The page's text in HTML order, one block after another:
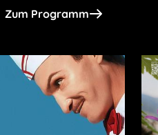
Zum Programm